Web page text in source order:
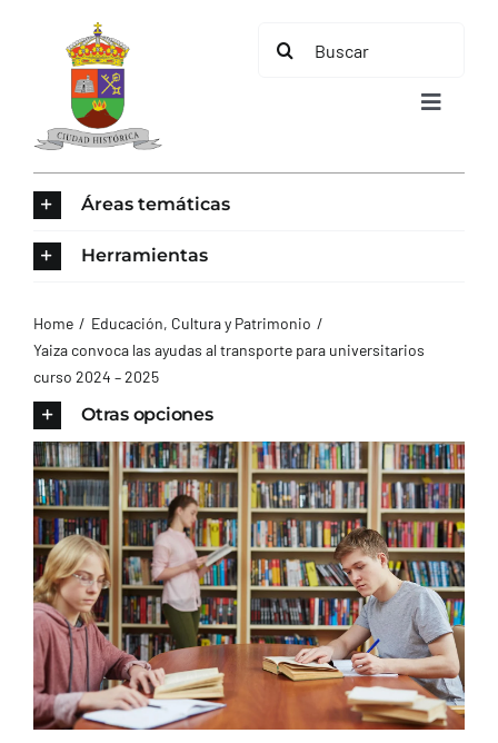
contenido
Buscar:
Toggle
AYUNTAMIENTO
TURISMO
CONTACTO
Áreas temáticas
Herramientas
Home
Educación, Cultura y Patrimonio
Yaiza convoca las ayudas al transporte para universitarios
curso 2024 – 2025
Otras opciones